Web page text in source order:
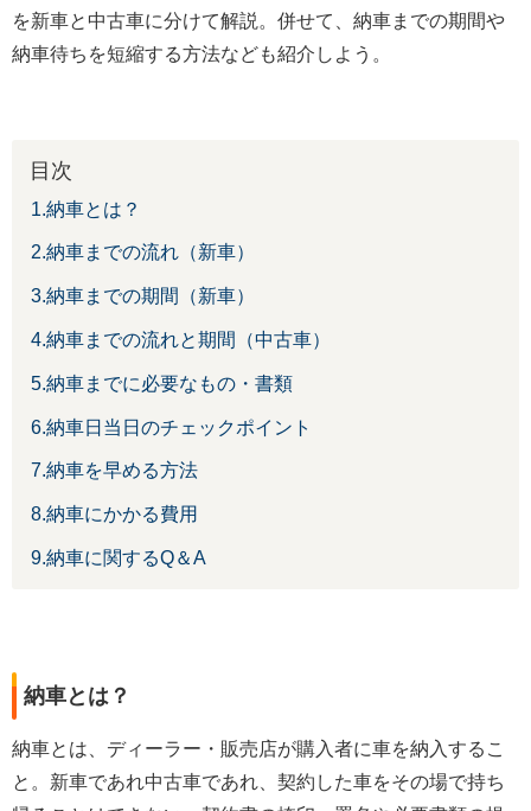
を新車と中古車に分けて解説。併せて、納車までの期間や
納車待ちを短縮する方法なども紹介しよう。
目次
1.納車とは？
2.納車までの流れ（新車）
3.納車までの期間（新車）
4.納車までの流れと期間（中古車）
5.納車までに必要なもの・書類
6.納車日当日のチェックポイント
7.納車を早める方法
8.納車にかかる費用
9.納車に関するQ＆A
納車とは？
納車とは、ディーラー・販売店が購入者に車を納入するこ
と。新車であれ中古車であれ、契約した車をその場で持ち